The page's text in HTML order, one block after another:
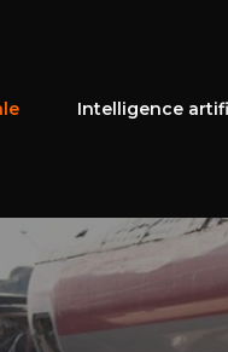
Intelligence